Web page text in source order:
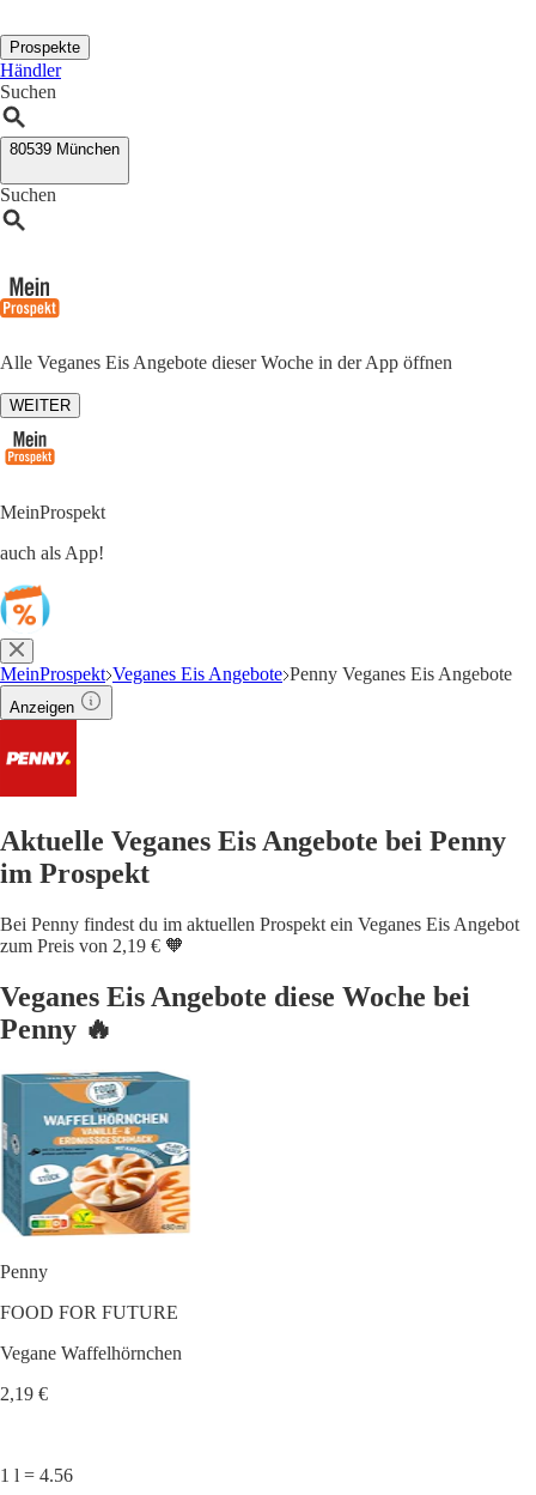
Prospekte
Händler
Suchen
80539 München
Suchen
Alle Veganes Eis Angebote dieser Woche in der App öffnen
WEITER
MeinProspekt
auch als App!
MeinProspekt Veganes Eis Angebote Penny Veganes Eis Angebote
Anzeigen
Aktuelle Veganes Eis Angebote bei Penny
im Prospekt
Bei Penny findest du im aktuellen Prospekt ein Veganes Eis Angebot
zum Preis von 2,19 € 🧡
Veganes Eis Angebote diese Woche bei
Penny 🔥
Penny
FOOD FOR FUTURE
Vegane Waffelhörnchen
2,19 €
1 l = 4.56